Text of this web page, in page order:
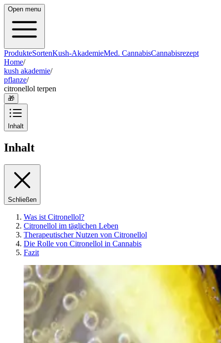
Open menu
ProdukteSortenKush-AkademieMed. CannabisCannabisrezept
Home/
kush akademie/
pflanze/
citronellol terpen
🎁
Inhalt
Inhalt
Schließen
Was ist Citronellol?
Citronellol im täglichen Leben
Therapeutischer Nutzen von Citronellol
Die Rolle von Citronellol in Cannabis
Fazit